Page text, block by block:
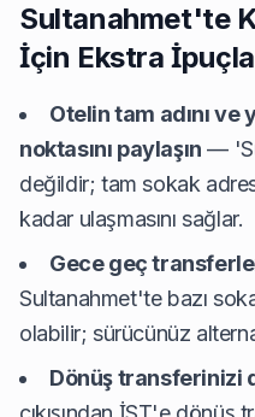
Sultanahmet'te
İçin Ekstra
Otelin tam adını ve
noktasını paylaşın —
değildir; tam sokak
kadar ulaşmasını sağlar.
Gece geç
Sultanahmet'te bazı
olabilir; sürücünüz
Dönüş transferinizi